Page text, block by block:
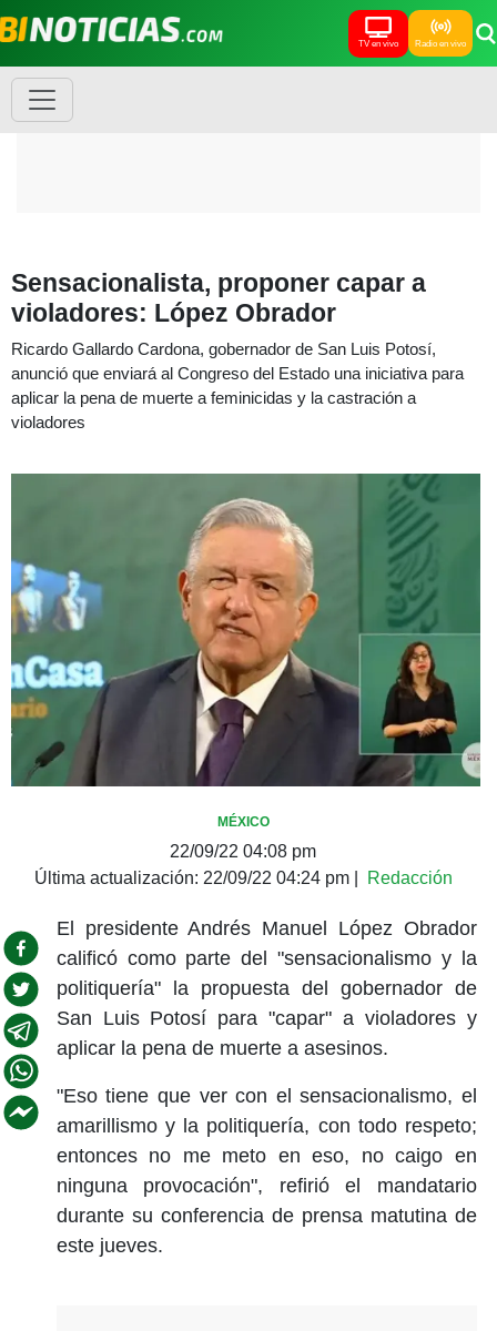
TV en vivo Radio en vivo
Sensacionalista, proponer capar a
violadores: López Obrador
Ricardo Gallardo Cardona, gobernador de San Luis Potosí,
anunció que enviará al Congreso del Estado una iniciativa para
aplicar la pena de muerte a feminicidas y la castración a
violadores
MÉXICO
22/09/22 04:08 pm
Última actualización: 22/09/22 04:24 pm| Redacción
El presidente Andrés Manuel López Obrador
calificó como parte del "sensacionalismo y la
politiquería" la propuesta del gobernador de
San Luis Potosí para "capar" a violadores y
aplicar la pena de muerte a asesinos.
"Eso tiene que ver con el sensacionalismo, el
amarillismo y la politiquería, con todo respeto;
entonces no me meto en eso, no caigo en
ninguna provocación", refirió el mandatario
durante su conferencia de prensa matutina de
este jueves.